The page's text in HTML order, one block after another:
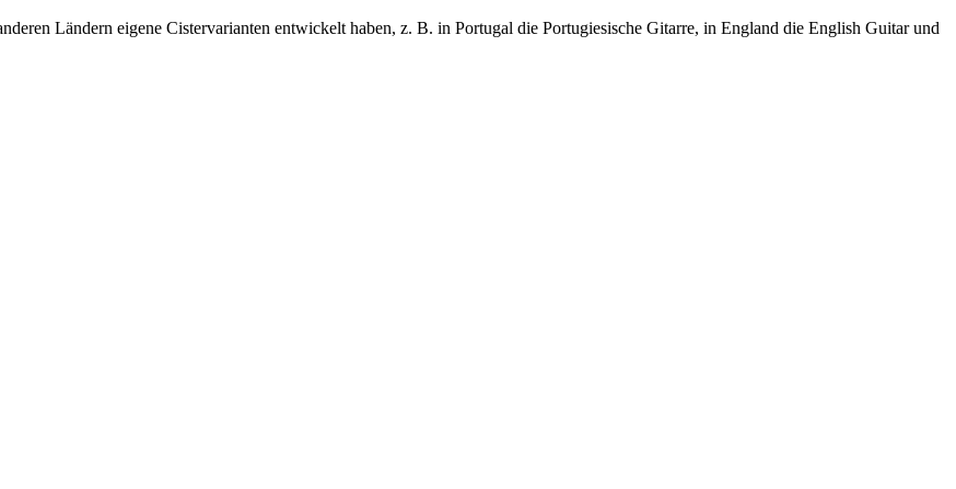
Ländern eigene Cistervarianten entwickelt haben, z. B. in Portugal die Portugiesische Gitarre, in England die English Guitar und